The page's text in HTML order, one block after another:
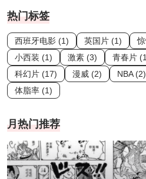
热门标签
西班牙电影 (1) 英国片 (1)
小西装 (1)
激素 (3) 青春片
科幻片 (17)
漫威 (2) NBA (2)
体脂率 (1)
月热门推荐